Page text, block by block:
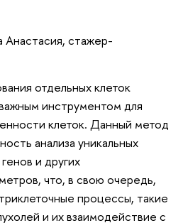
стажер-
отдельных клеток
инструментом для
клеток. Данный метод
анализа уникальных
и других
что, в свою очередь,
процессы, такие
и их взаимодействие с